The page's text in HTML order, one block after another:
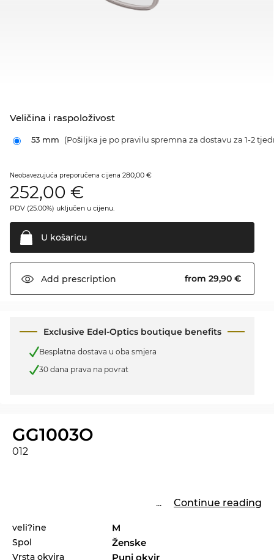
Veličina i raspoloživost
53 mm (Pošiljka je po pravilu spremna za dostavu za 1-2
Neobavezujuća preporučena cijena 280,00 €
252,00 €
PDV (25.00%) uključen u cijenu.
U košaricu
Add prescription from 29,90 €
Exclusive Edel-Optics boutique benefits
Besplatna dostava u oba smjera
30 dana prava na povrat
GG1003O
012
... Continue reading
veli?ine M
Spol Ženske
Vrsta okvira Puni okvir